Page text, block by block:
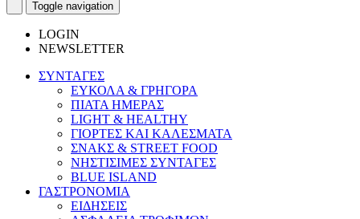
Toggle navigation
LOGIN
NEWSLETTER
ΣΥΝΤΑΓΕΣ
ΕΥΚΟΛΑ & ΓΡΗΓΟΡΑ
ΠΙΑΤΑ ΗΜΕΡΑΣ
LIGHT & HEALTHY
ΓΙΟΡΤΕΣ ΚΑΙ ΚΑΛΕΣΜΑΤΑ
ΣΝΑΚΣ & STREET FOOD
ΝΗΣΤΙΣΙΜΕΣ ΣΥΝΤΑΓΕΣ
BLUE ISLAND
ΓΑΣΤΡΟΝΟΜΙΑ
ΕΙΔΗΣΕΙΣ